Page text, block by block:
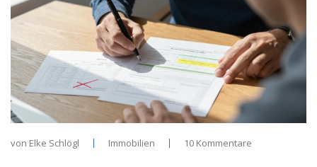
von Elke Schlögl Immobilien 10 Kommentare